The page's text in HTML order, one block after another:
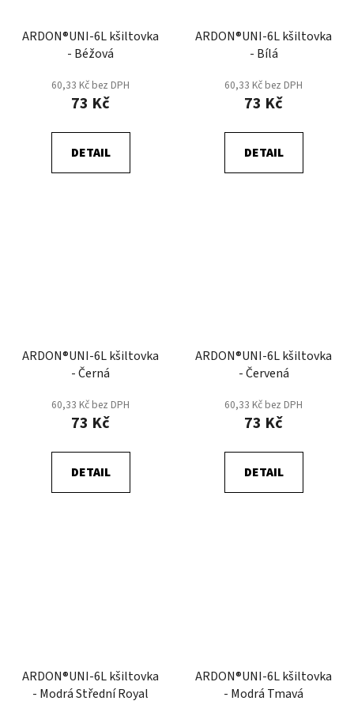
ARDON®UNI-6L kšiltovka
- Béžová
60,33 Kč bez DPH
73 Kč
DETAIL
ARDON®UNI-6L kšiltovka
- Bílá
60,33 Kč bez DPH
73 Kč
DETAIL
ARDON®UNI-6L kšiltovka
- Černá
60,33 Kč bez DPH
73 Kč
DETAIL
ARDON®UNI-6L kšiltovka
- Červená
60,33 Kč bez DPH
73 Kč
DETAIL
ARDON®UNI-6L kšiltovka
- Modrá Střední Royal
ARDON®UNI-6L kšiltovka
- Modrá Tmavá